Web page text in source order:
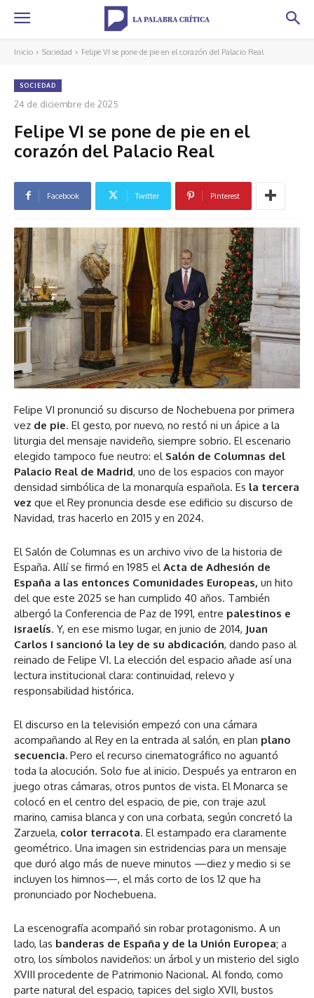
Inicio Sociedad Felipe VI se pone de pie en el corazón del Palacio Real
SOCIEDAD
24 de diciembre de 2025
Felipe VI se pone de pie en el
corazón del Palacio Real
Facebook Twitter Pinterest
Felipe VI pronunció su discurso de Nochebuena por primera
vez de pie. El gesto, por nuevo, no restó ni un ápice a la
liturgia del mensaje navideño, siempre sobrio. El escenario
elegido tampoco fue neutro: el Salón de Columnas del
Palacio Real de Madrid, uno de los espacios con mayor
densidad simbólica de la monarquía española. Es la tercera
vez que el Rey pronuncia desde ese edificio su discurso de
Navidad, tras hacerlo en 2015 y en 2024.
El Salón de Columnas es un archivo vivo de la historia de
España. Allí se firmó en 1985 elActa de Adhesión de
España a las entonces Comunidades Europeas, un hito
del que este 2025 se han cumplido 40 años. También
albergó la Conferencia de Paz de 1991, entre palestinos e
israelís. Y, en ese mismo lugar, en junio de 2014, Juan
Carlos I sancionó la ley de su abdicación, dando paso al
reinado de Felipe VI. La elección del espacio añade así una
lectura institucional clara: continuidad, relevo y
responsabilidad histórica.
El discurso en la televisión empezó con una cámara
acompañando al Rey en la entrada al salón, en plan plano
secuencia. Pero el recurso cinematográfico no aguantó
toda la alocución. Solo fue al inicio. Después ya entraron en
juego otras cámaras, otros puntos de vista. El Monarca se
colocó en el centro del espacio, de pie, con traje azul
marino, camisa blanca y con una corbata, según concretó la
Zarzuela, color terracota. El estampado era claramente
geométrico. Una imagen sin estridencias para un mensaje
que duró algo más de nueve minutos —diez y medio si se
incluyen los himnos—, el más corto de los 12 que ha
pronunciado por Nochebuena.
La escenografía acompañó sin robar protagonismo. A un
lado, las banderas de España y de la Unión Europea; a
otro, los símbolos navideños: un árbol y un misterio del siglo
XVIII procedente de Patrimonio Nacional. Al fondo, como
parte natural del espacio, tapices del siglo XVII, bustos